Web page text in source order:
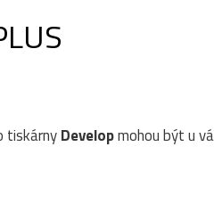
tiskárnyDevelopmohou být u